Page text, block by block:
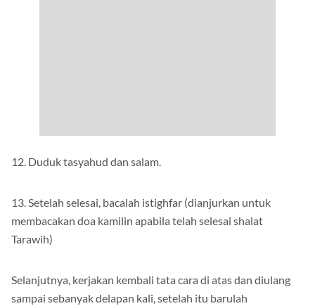
12. Duduk tasyahud dan salam.
13. Setelah selesai, bacalah istighfar (dianjurkan untuk
membacakan doa kamilin apabila telah selesai shalat
Tarawih)
Selanjutnya, kerjakan kembali tata cara di atas dan diulang
sampai sebanyak delapan kali, setelah itu barulah